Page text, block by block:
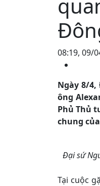
08:19, 09/
Ngày 8/
ông
Phủ Thủ
chung
Đại sứ
Tại cuộc